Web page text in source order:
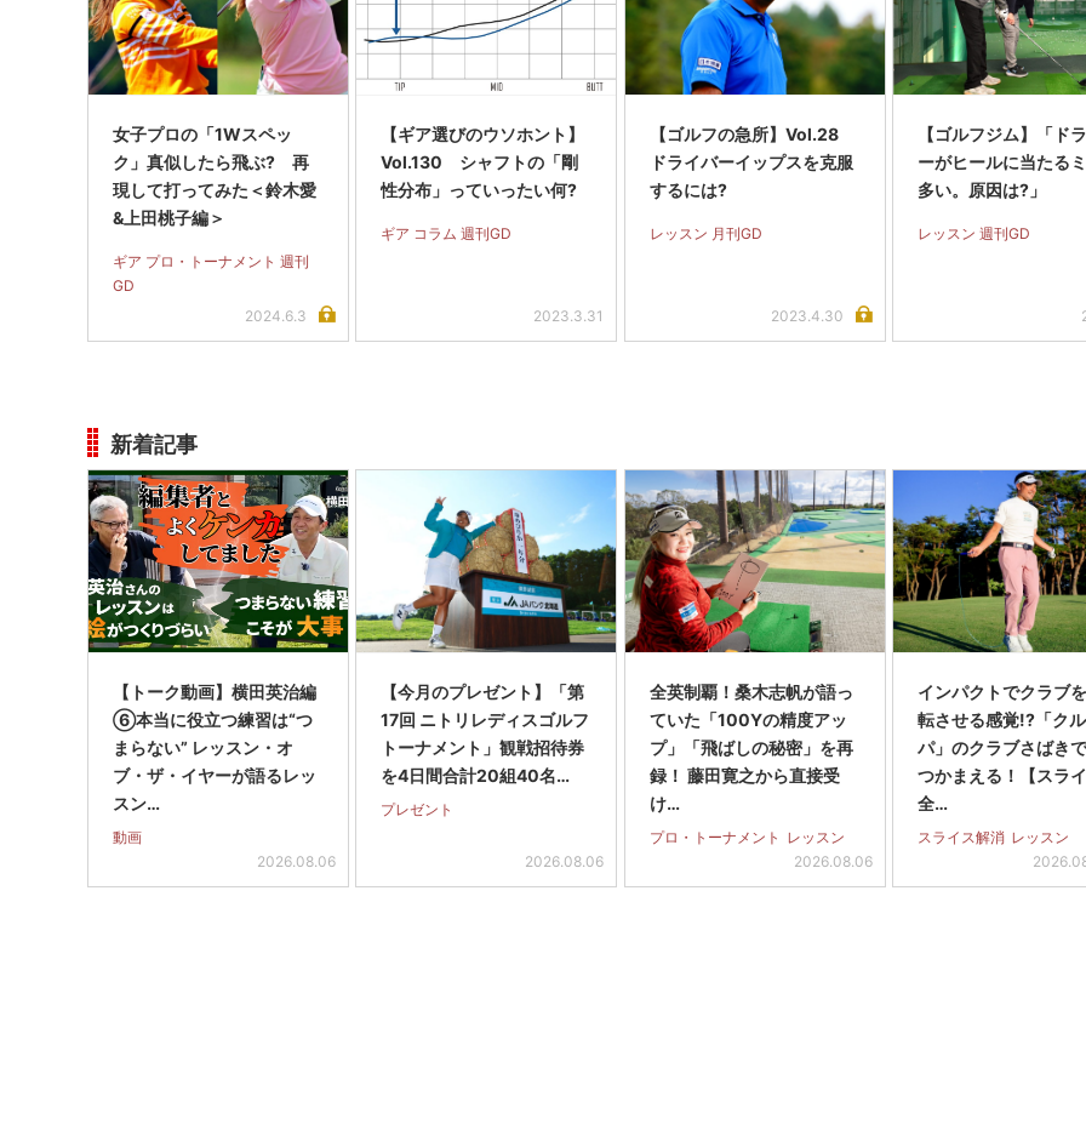
女子プロの「1Wスペッ
ク」真似したら飛ぶ? 再
現して打ってみた＜鈴木愛
&上田桃子編＞
ギア プロ・トーナメント 週刊
GD
2024.6.3
【ギア選びのウソホント】
Vol.130 シャフトの「剛
性分布」っていったい何?
ギア コラム 週刊GD
2023.3.31
【ゴルフの急所】Vol.28
ドライバーイップスを克服
するには?
レッスン 月刊GD
2023.4.30
【ゴルフジム】「ド
ーがヒールに当たる
多い。原因は?」
レッスン 週刊GD
新着記事
【トーク動画】横田英治編
⑥本当に役立つ練習は“つ
まらない” レッスン・オ
ブ・ザ・イヤーが語るレッ
スン…
動画
2026.08.06
【今月のプレゼント】「第
17回 ニトリレディスゴルフ
トーナメント」観戦招待券
を4日間合計20組40名…
プレゼント
2026.08.06
全英制覇！桑木志帆が語っ
ていた「100Yの精度アッ
プ」「飛ばしの秘密」を再
録！ 藤田寛之から直接受
け…
プロ・トーナメント レッスン
2026.08.06
インパクトでクラブ
転させる感覚!?「ク
パ」のクラブさばき
つかまえる！【スラ
全…
スライス解消 レッスン